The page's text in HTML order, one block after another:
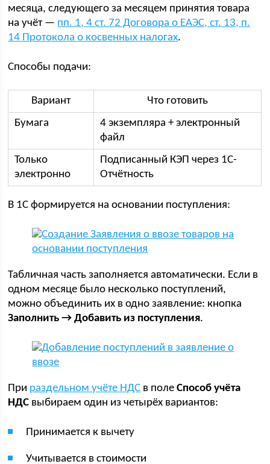
месяца, следующего за месяцем принятия товара
на учёт — пп. 1, 4 ст. 72 Договора о ЕАЭС, ст. 13, п.
14 Протокола о косвенных налогах.
Способы подачи:
Вариант
Что готовить
Бумага
4 экземпляра + электронный
файл
Только
электронно
Подписанный КЭП через 1С-
Отчётность
В 1С формируется на основании поступления:
Табличная часть заполняется автоматически. Если в
одном месяце было несколько поступлений,
можно объединить их в одно заявление: кнопка
Заполнить → Добавить из поступления.
При раздельном учёте НДС в полеСпособ учёта
НДС выбираем один из четырёх вариантов:
Принимается к вычету
Учитывается в стоимости